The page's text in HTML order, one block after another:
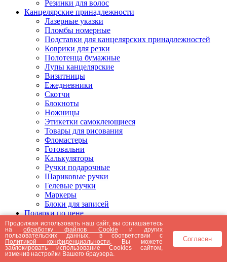
Резинки для волос
Канцелярские принадлежности
Лазерные указки
Пломбы номерные
Подставки для канцелярских принадлежностей
Коврики для резки
Полотенца бумажные
Лупы канцелярские
Визитницы
Ежедневники
Скотчи
Блокноты
Ножницы
Этикетки самоклеющиеся
Товары для рисования
Фломастеры
Готовальни
Калькуляторы
Ручки подарочные
Шариковые ручки
Гелевые ручки
Маркеры
Блоки для записей
Подарки по цене
Подарки от 5000 рублей
Подарки до 5000 рублей
Подарки до 3000 рублей
Подарки до 2000 рублей
Подарки до 1000 рублей
Продолжая использовать наш сайт, вы соглашаетесь
наобработку файлов Cookie и других
пользовательских данных, в соответствии с
Политикой конфиденциальности . Вы можете
заблокировать использование Cookies сайтом,
изменив настройки Вашего браузера.
Согласен